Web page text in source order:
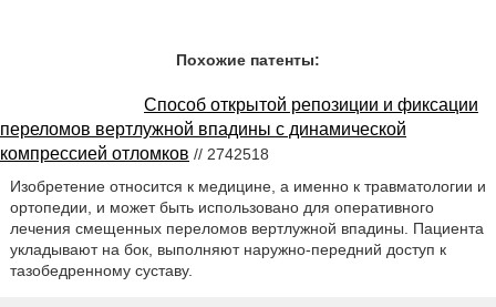
Похожие патенты:
Способ открытой репозиции и фиксации
переломов вертлужной впадины с динамической
компрессией отломков // 2742518
Изобретение относится к медицине, а именно к травматологии и
ортопедии, и может быть использовано для оперативного
лечения смещенных переломов вертлужной впадины. Пациента
укладывают на бок, выполняют наружно-передний доступ к
тазобедренному суставу.